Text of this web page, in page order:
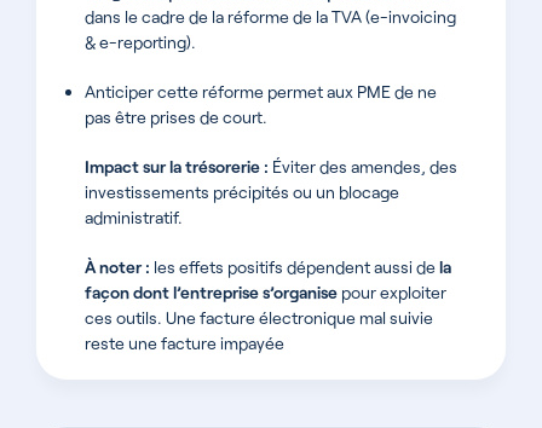
dans le cadre de la réforme de la TVA (e-invoicing
& e-reporting).
Anticiper cette réforme permet aux PME de ne
pas être prises de court.
Impact sur la trésorerie : Éviter des amendes, des
investissements précipités ou un blocage
administratif.
À noter : les effets positifs dépendent aussi dela
façon dont l’entreprise s’organise pour exploiter
ces outils. Une facture électronique mal suivie
reste une facture impayée